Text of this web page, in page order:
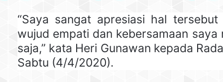
“Saya sangat apresiasi hal
wujud empati dan kebersamaan
saja,” kata Heri Gunawan kepada
Sabtu (4/4/2020).